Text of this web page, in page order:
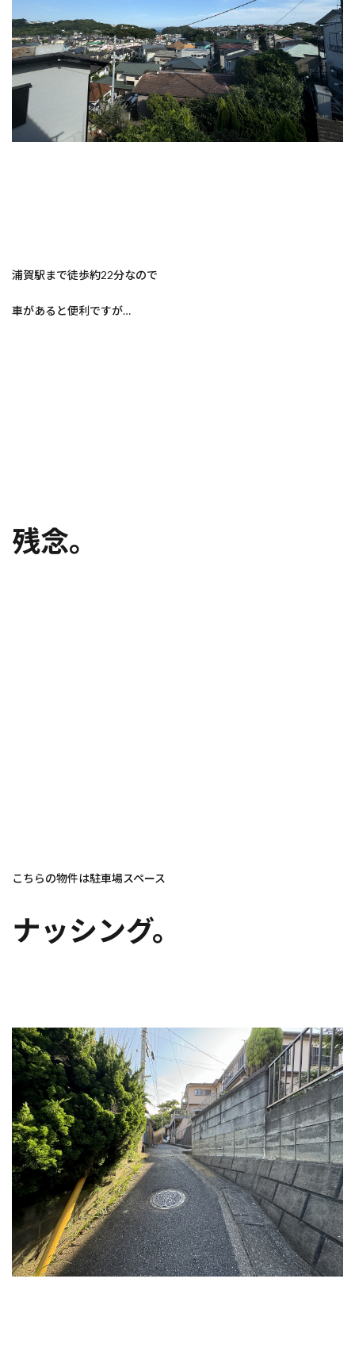
浦賀駅まで徒歩約22分なので
車があると便利ですが…
残念。
こちらの物件は駐車場スペース
ナッシング。